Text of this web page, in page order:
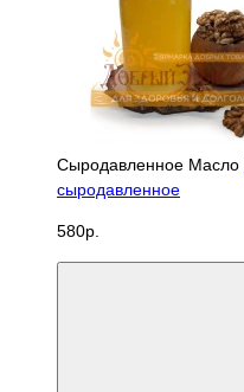
Сыродавленное Масло
сыродавленное
580р.